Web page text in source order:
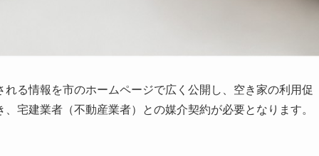
る情報を市のホームページで広く公開し、空き家の利用促
宅建業者（不動産業者）との媒介契約が必要となります。